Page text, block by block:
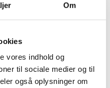
Om
vores indhold og
til sociale medier og til
også oplysninger om
informationer, vi
der offentliggøres i
på Aarhus
står bag